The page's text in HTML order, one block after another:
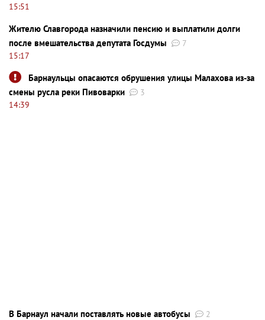
15:51
Жителю Славгорода назначили пенсию и выплатили долги
после вмешательства депутата Госдумы
7
15:17
Барнаульцы опасаются обрушения улицы Малахова из-за
смены русла реки Пивоварки
3
14:39
В Барнаул начали поставлять новые автобусы
2